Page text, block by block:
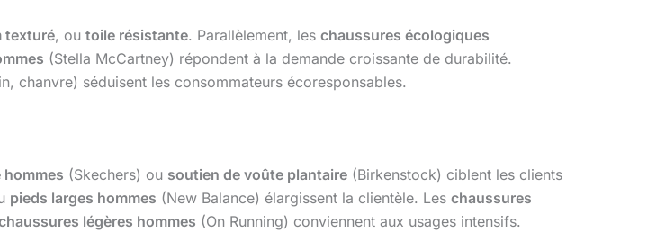
texturé, ou toile résistante. Parallèlement, les chaussures écologiques
(Stella McCartney) répondent à la demande croissante de durabilité.
chanvre) séduisent les consommateurs écoresponsables.
hommes (Skechers) ou soutien de voûte plantaire (Birkenstock) ciblent les clients
pieds larges hommes (New Balance) élargissent la clientèle. Les chaussures
légères hommes (On Running) conviennent aux usages intensifs.